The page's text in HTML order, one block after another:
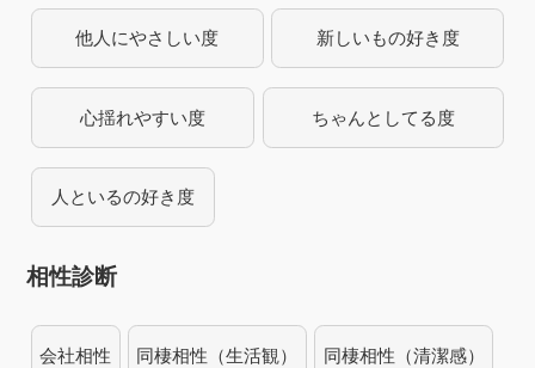
他人にやさしい度 新しいもの好き度
心揺れやすい度 ちゃんとしてる度
人といるの好き度
相性診断
会社相性 同棲相性（生活観） 同棲相性（清潔感）